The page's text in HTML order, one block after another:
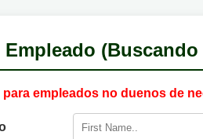
(Buscando
empleados no duenos de